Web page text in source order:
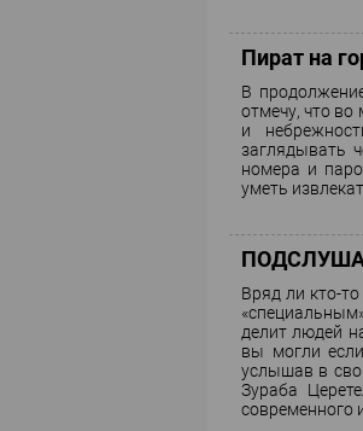
Пират на
В
отмечу, что во
и
заглядывать
номера и
уметь
Вряд ли кто-
делит людей
вы могли
услышав в
Зураба
современного